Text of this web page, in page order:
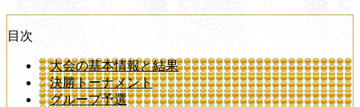
目次
大会の基本情報と結果
決勝トーナメント
グループ予選